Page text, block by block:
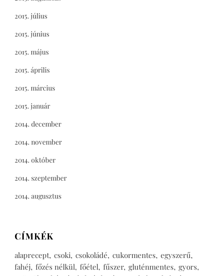
2015. július
2015. június
2015. május
2015. április
2015. március
2015. január
2014. december
2014. november
2014. október
2014. szeptember
2014. augusztus
CÍMKÉK
alaprecept csoki csokoládé cukormentes egyszerű
fahéj főzés nélkül főétel fűszer gluténmentes gyors